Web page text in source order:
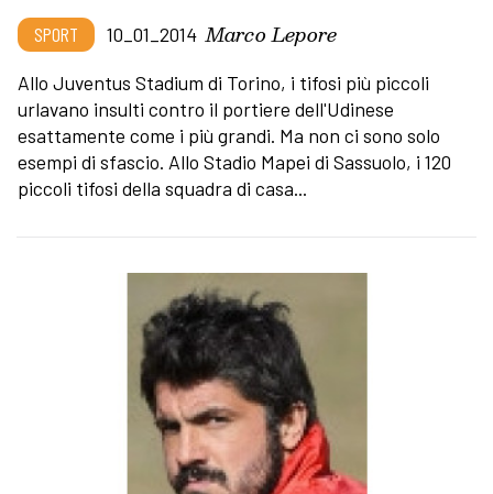
SPORT 10_01_2014 Marco Lepore
Allo Juventus Stadium di Torino, i tifosi più piccoli
urlavano insulti contro il portiere dell'Udinese
esattamente come i più grandi. Ma non ci sono solo
esempi di sfascio. Allo Stadio Mapei di Sassuolo, i 120
piccoli tifosi della squadra di casa...